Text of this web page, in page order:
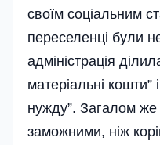
своїм соціальним
переселенці були
адміністрація
матеріальні кошти”
нужду”. Загалом
заможними, ніж